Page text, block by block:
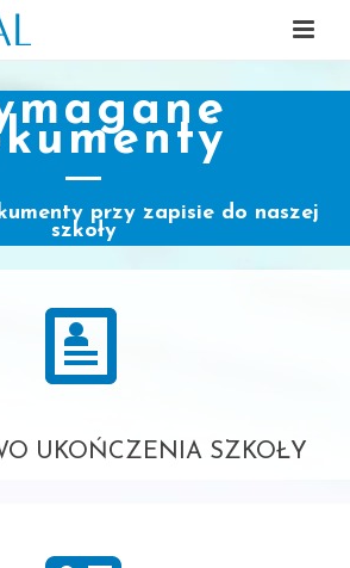
przy zapisie do naszej
szkoły
UKOŃCZENIA SZKOŁY